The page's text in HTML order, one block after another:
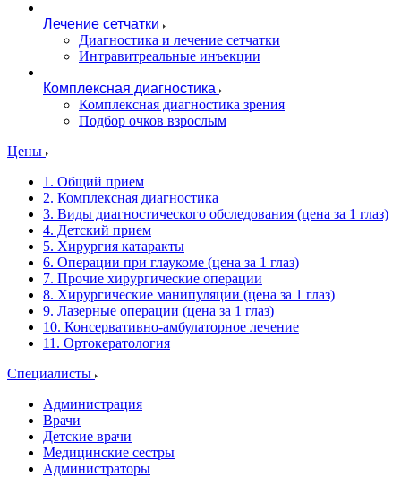
Лечение сетчатки
Диагностика и лечение сетчатки
Интравитреальные инъекции
Комплексная диагностика
Комплексная диагностика зрения
Подбор очков взрослым
Цены
1. Общий прием
2. Комплексная диагностика
3. Виды диагностического обследования (цена за 1 глаз)
4. Детский прием
5. Хирургия катаракты
6. Операции при глаукоме (цена за 1 глаз)
7. Прочие хирургические операции
8. Хирургические манипуляции (цена за 1 глаз)
9. Лазерные операции (цена за 1 глаз)
10. Консервативно-амбулаторное лечение
11. Ортокератология
Специалисты
Администрация
Врачи
Детские врачи
Медицинские сестры
Администраторы